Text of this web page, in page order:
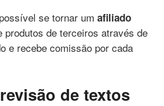
se tornar um afiliado
produtos de terceiros através de
e recebe comissão por cada
de textos